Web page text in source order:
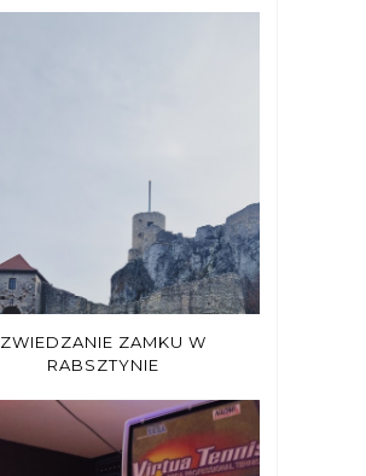
ZWIEDZANIE ZAMKU W
RABSZTYNIE